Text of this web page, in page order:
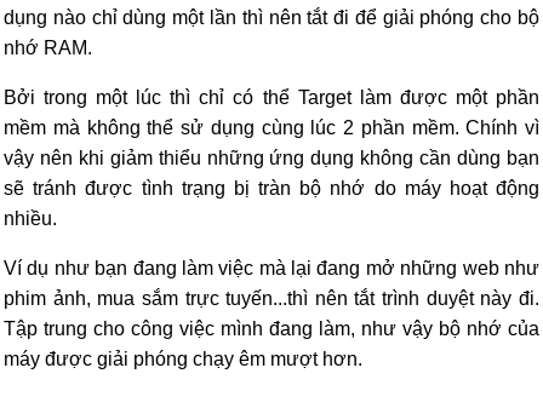
dụng nào chỉ dùng một lần thì nên tắt đi để giải phóng cho bộ
nhớ RAM.
Bởi trong một lúc thì chỉ có thể Target làm được một phần
mềm mà không thể sử dụng cùng lúc 2 phần mềm. Chính vì
vậy nên khi giảm thiểu những ứng dụng không cần dùng bạn
sẽ tránh được tình trạng bị tràn bộ nhớ do máy hoạt động
nhiều.
Ví dụ như bạn đang làm việc mà lại đang mở những web như
phim ảnh, mua sắm trực tuyến...thì nên tắt trình duyệt này đi.
Tập trung cho công việc mình đang làm, như vậy bộ nhớ của
máy được giải phóng chạy êm mượt hơn.